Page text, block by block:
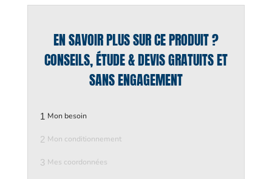
EN SAVOIR PLUS SUR CE PRODUIT ?
CONSEILS, ÉTUDE & DEVIS GRATUITS ET
SANS ENGAGEMENT
1 Mon besoin
2 Mon conditionnement
3 Mes coordonnées